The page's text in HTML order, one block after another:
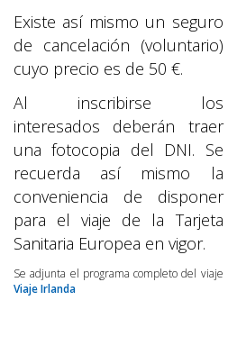
Existe así mismo un seguro
de cancelación (voluntario)
cuyo precio es de 50 €.
Al inscribirse los
interesados deberán traer
una fotocopia del DNI. Se
recuerda así mismo la
conveniencia de disponer
para el viaje de la Tarjeta
Sanitaria Europea en vigor.
Se adjunta el programa completo del viaje
Viaje Irlanda